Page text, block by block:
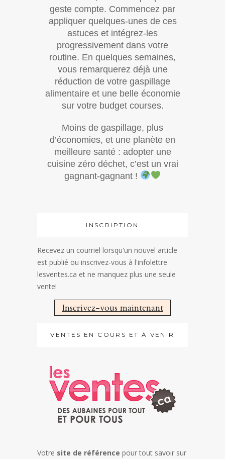
geste compte. Commencez par
appliquer quelques-unes de ces
astuces et intégrez-les
progressivement dans votre
routine. En quelques semaines,
vous remarquerez déjà une
réduction de votre gaspillage
alimentaire et une belle économie
sur votre budget courses.
Moins de gaspillage, plus
d’économies, et une planète en
meilleure santé : adopter une
cuisine zéro déchet, c’est un vrai
gagnant-gagnant !
INSCRIPTION
Recevez un courriel lorsqu'un nouvel article
est publié ou inscrivez-vous à l'infolettre
lesventes.ca et ne manquez plus une seule
vente!
Inscrivez-vous maintenant
VENTES EN COURS ET À VENIR
Votre site de référence pour tout savoir sur